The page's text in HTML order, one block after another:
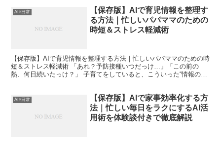
AI×日常
【保存版】AIで育児情報を整理す
る方法｜忙しいパパママのための
時短＆ストレス軽減術
【保存版】AIで育児情報を整理する方法｜忙しいパパママのための時
短＆ストレス軽減術 「あれ？予防接種いつだっけ…」「この前の
熱、何日続いたっけ？」 子育てをしていると、こういった“情報の管
AI×日常
【保存版】AIで家事効率化する方
法｜忙しい毎日をラクにするAI活
用術を体験談付きで徹底解説